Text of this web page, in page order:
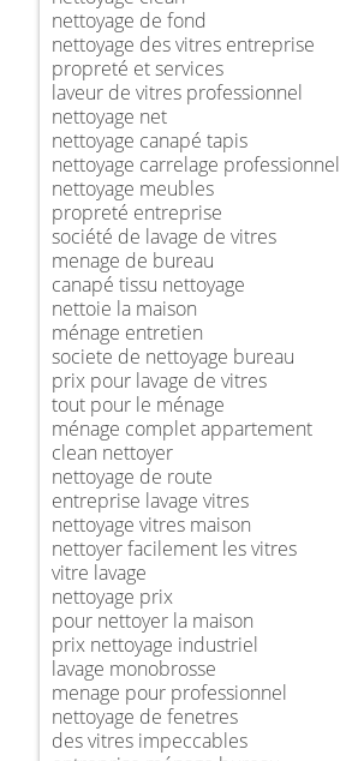
nettoyage de fond
nettoyage des vitres entreprise
propreté et services
laveur de vitres professionnel
nettoyage net
nettoyage canapé tapis
nettoyage carrelage professionnel
nettoyage meubles
propreté entreprise
société de lavage de vitres
menage de bureau
canapé tissu nettoyage
nettoie la maison
ménage entretien
societe de nettoyage bureau
prix pour lavage de vitres
tout pour le ménage
ménage complet appartement
clean nettoyer
nettoyage de route
entreprise lavage vitres
nettoyage vitres maison
nettoyer facilement les vitres
vitre lavage
nettoyage prix
pour nettoyer la maison
prix nettoyage industriel
lavage monobrosse
menage pour professionnel
nettoyage de fenetres
des vitres impeccables